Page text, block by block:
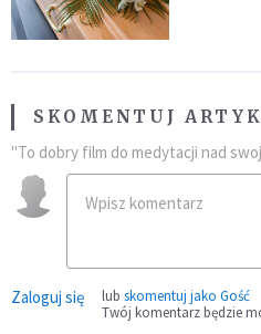
SKOMENTUJ
"To dobry film do medytacji nad
Zaloguj się lub skomentuj jako Gość
Twój komentarz będzie